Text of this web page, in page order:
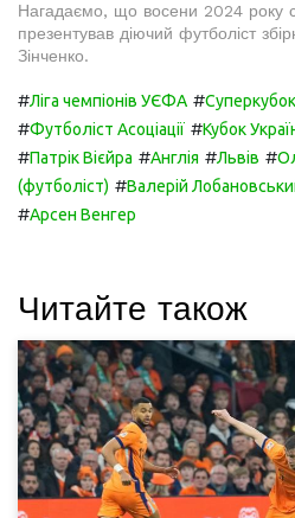
Нагадаємо, що восени 2024 року
презентував діючий футболіст
Зінченко.
#Ліга чемпіонів УЄФА #
#Футболіст Асоціації #Кубок
#Патрік Вієйра #Англія #Львів #
(футболіст) #Валерій
#Арсен Венгер
Читайте також